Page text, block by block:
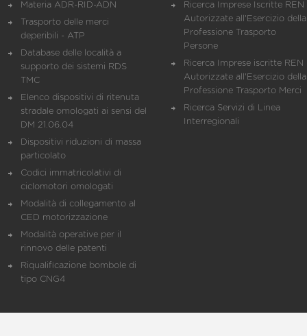
Materia ADR-RID-ADN
Trasporto delle merci
deperibili - ATP
Database delle località a
supporto dei sistemi RDS
TMC
Elenco dispositivi di ritenuta
stradale omologati ai sensi del
DM 21.06.04
Dispositivi riduzioni di massa
particolato
Codici immatricolativi di
ciclomotori omologati
Modalità di collegamento al
CED motorizzazione
Modalità operative per il
rinnovo delle patenti
Riqualificazione bombole di
tipo CNG4
Ricerca Imprese Iscritte REN
Autorizzate all'Esercizio della
Professione Trasporto
Persone
Ricerca Imprese iscritte REN
Autorizzate all'Esercizio della
Professione Trasporto Merci
Ricerca Servizi di Linea
Interregionali